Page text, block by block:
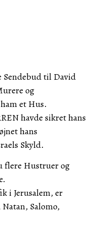
Sendebud til David
og
et Hus.
havde sikret hans
hans
Skyld.
flere Hustruer og
i Jerusalem, er
Salomo,